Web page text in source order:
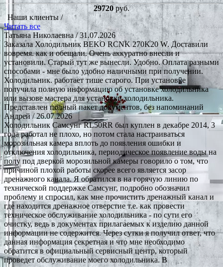
29720руб.
Наши клиенты /
Читать все
Татьяна Николаевна / 31.07.2026
Заказала Холодильник BEKO RCNK 270K20 W. Доставили
вовремя. как и обещали. Очень аккуратно внесли и
установили. Старый тут же вынесли. Удобно. Оплата разными
способами - мне было удобно наличными при получении.
Холодильник. работает тише старого. При установке
получила полную информацию об установке холодильника
или вызове мастера для установки холодильника.
Представлен полный пакет документов, без напоминаний
Андрей/ 26.07.2026
Холодильник Самсунг RL50RR был куплен в декабре 2014, 3
года работал не плохо, но потом стала настраиваться
морозильная камера вплоть до появления ошибки и
отключения холодильника, периодическое появление воды на
полу под дверкой морозильной камеры говорило о том, что
причиной плохой работы скорее всего является засор
дренажного канала. Я обратился в на горячую линию по
технической поддержке Самсунг, подробно обозначил
проблему и спросил, как мне прочистить дренажный канал и
где находится дренажное отверстие т.е. как провести
техническое обслуживание холодильника - по сути его
очистку, ведь в документах прилагаемых к изделию данной
информации не содержится. Через сутки я получил ответ, что
данная информация секретная и что мне необходимо
обратится в официальный сервисный центр, который
проведет обслуживание моего холодильника. В